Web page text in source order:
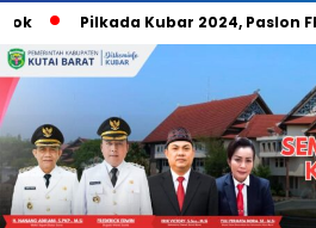
Pilkada Kubar 2024, Paslon FENA